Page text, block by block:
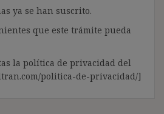
ya se han suscrito.
que este trámite pueda
la política de privacidad del
politica-de-privacidad/]